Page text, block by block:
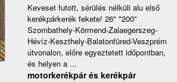
Keveset futott, sérülés nélküli alu első
kerékpárkerék fekete! 26" "200"
Szombathely-Körmend-Zalaegerszeg-
Hévíz-Keszthely-Balatonfüred-Veszprém
útvonalon, előre egyeztetett időpontban,
és helyen a ...
motorkerékpár és kerékpár